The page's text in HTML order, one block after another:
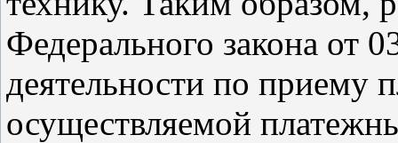
Федерального закона
деятельности по приему
осуществляемой